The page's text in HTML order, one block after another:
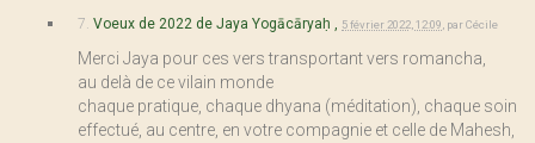
7. Voeux de 2022 de Jaya Yogācāryaḥ , 5 février 2022, 12:09 parCécile
Merci Jaya pour ces vers transportant vers romancha,
au delà de ce vilain monde
chaque pratique, chaque dhyana (méditation), chaque soin
effectué, au centre, en votre compagnie et celle de Mahesh,